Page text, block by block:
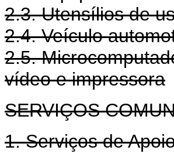
2.3. Utensílios de
2.4. Veículo
2.5.
vídeo e impressora
SERVIÇOS
1. Serviços de